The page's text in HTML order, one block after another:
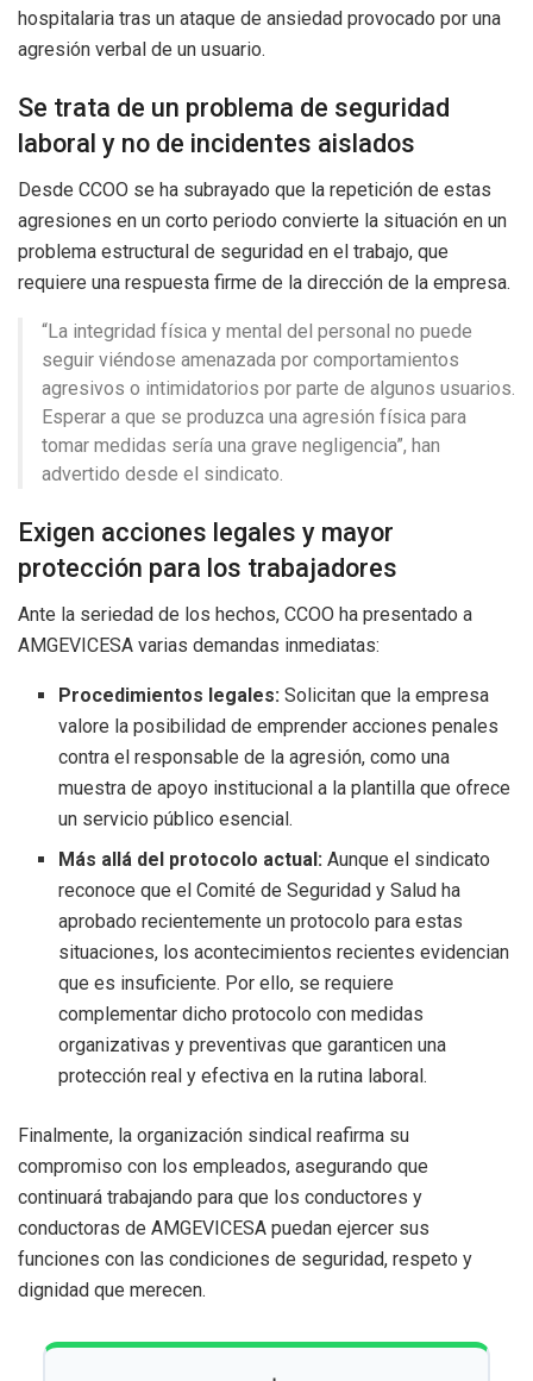
hospitalaria tras un ataque de ansiedad provocado por una
agresión verbal de un usuario.
Se trata de un problema de seguridad
laboral y no de incidentes aislados
Desde CCOO se ha subrayado que la repetición de estas
agresiones en un corto periodo convierte la situación en un
problema estructural de seguridad en el trabajo, que
requiere una respuesta firme de la dirección de la empresa.
“La integridad física y mental del personal no puede
seguir viéndose amenazada por comportamientos
agresivos o intimidatorios por parte de algunos usuarios.
Esperar a que se produzca una agresión física para
tomar medidas sería una grave negligencia”, han
advertido desde el sindicato.
Exigen acciones legales y mayor
protección para los trabajadores
Ante la seriedad de los hechos, CCOO ha presentado a
AMGEVICESA varias demandas inmediatas:
Procedimientos legales: Solicitan que la empresa
valore la posibilidad de emprender acciones penales
contra el responsable de la agresión, como una
muestra de apoyo institucional a la plantilla que ofrece
un servicio público esencial.
Más allá del protocolo actual: Aunque el sindicato
reconoce que el Comité de Seguridad y Salud ha
aprobado recientemente un protocolo para estas
situaciones, los acontecimientos recientes evidencian
que es insuficiente. Por ello, se requiere
complementar dicho protocolo con medidas
organizativas y preventivas que garanticen una
protección real y efectiva en la rutina laboral.
Finalmente, la organización sindical reafirma su
compromiso con los empleados, asegurando que
continuará trabajando para que los conductores y
conductoras de AMGEVICESA puedan ejercer sus
funciones con las condiciones de seguridad, respeto y
dignidad que merecen.